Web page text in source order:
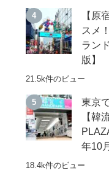
【原
スメ
ラン
版】
21.5k件のビュー
東京
【韓
年10
18.4k件のビュー